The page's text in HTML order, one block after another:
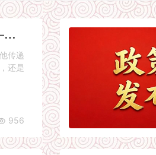
让
每一次言说都成为文化的呼吸——评《成事者赢在会表达》
传递
还是
956